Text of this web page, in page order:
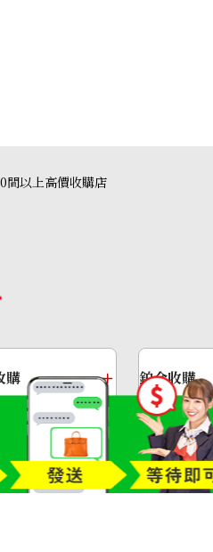
間以上高價收購店
過去十年黃金價格
購 鉑金收購